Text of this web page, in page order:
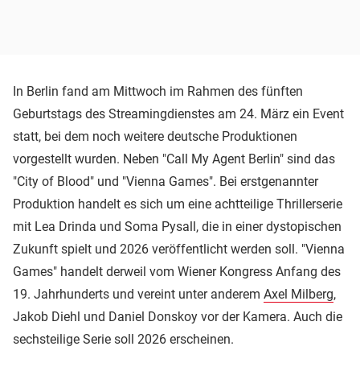
In Berlin fand am Mittwoch im Rahmen des fünften
Geburtstags des Streamingdienstes am 24. März ein Event
statt, bei dem noch weitere deutsche Produktionen
vorgestellt wurden. Neben "Call My Agent Berlin" sind das
"City of Blood" und "Vienna Games". Bei erstgenannter
Produktion handelt es sich um eine achtteilige Thrillerserie
mit Lea Drinda und Soma Pysall, die in einer dystopischen
Zukunft spielt und 2026 veröffentlicht werden soll. "Vienna
Games" handelt derweil vom Wiener Kongress Anfang des
19. Jahrhunderts und vereint unter anderem Axel Milberg,
Jakob Diehl und Daniel Donskoy vor der Kamera. Auch die
sechsteilige Serie soll 2026 erscheinen.